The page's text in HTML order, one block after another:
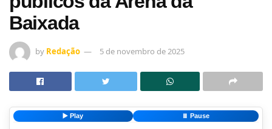
Baixada
by Redação 5 de novembro de 2025
▶️ Play ⏸️ Pause